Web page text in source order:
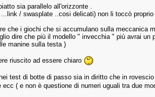
sia parallelo all'orizzonte .
...link / swasplate ..cosi delicati) non li toccò
che i giochi che si accumulano sulla meccanica
dire che più il modello " invecchia " più avrai
manine sulla testa )
riuscito ad essere chiaro
test di botte di passo sia in diritto che in
ecc ( e non è questione di numeri uguali tra due